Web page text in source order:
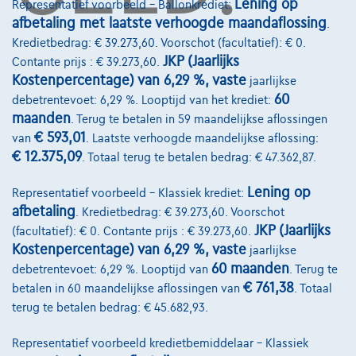
Representatief voorbeeld – Ballonkrediet: Lening op
afbetaling met laatste verhoogde maandaflossing
Kredietbedrag: € 39.273,60. Voorschot (facultatief): € 0.
Contante prijs : € 39.273,60. JKP (Jaarlijks
Kostenpercentage) van 6,29 %, vaste jaarlijkse
debetrentevoet: 6,29 %. Looptijd van het krediet: 60
maanden . Terug te betalen in 59 maandelijkse aflossingen
van € 593,01 . Laatste verhoogde maandelijkse aflossing:
€ 12.375,09. Totaal terug te betalen bedrag: € 47.362,87.
Representatief voorbeeld – Klassiek krediet: Lening op
afbetaling . Kredietbedrag: € 39.273,60. Voorschot
(facultatief): € 0. Contante prijs : € 39.273,60. JKP (Jaarlijks
Kostenpercentage) van 6,29 %, vaste jaarlijkse
debetrentevoet: 6,29 %. Looptijd van 60 maanden . Terug te
betalen in 60 maandelijkse aflossingen van € 761,38 . Totaal
terug te betalen bedrag: € 45.682,93.
Representatief voorbeeld kredietbemiddelaar – Klassiek
Onze partners
Onze team
Contact
@2024 TCS Mobility SA/NV Copyright
Algemene Voorwaarden
Bijstandsvoorwaarden
Privacyverklaring
Cookiebeleid
Site Map